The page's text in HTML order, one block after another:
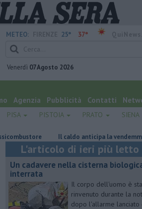
METEO: 25° 37°
Venerdì 07 Agosto 2026
Agenzia Pubblicità Contatti
PISA PISTOIA PRATO SIENA
Il caldo anticipa la vendemmia
L'articolo di ieri più letto
Un cadavere nella cisterna
interrata
Il corpo dell'uomo è
rinvenuto durante la
dopo l'allarme lanciato